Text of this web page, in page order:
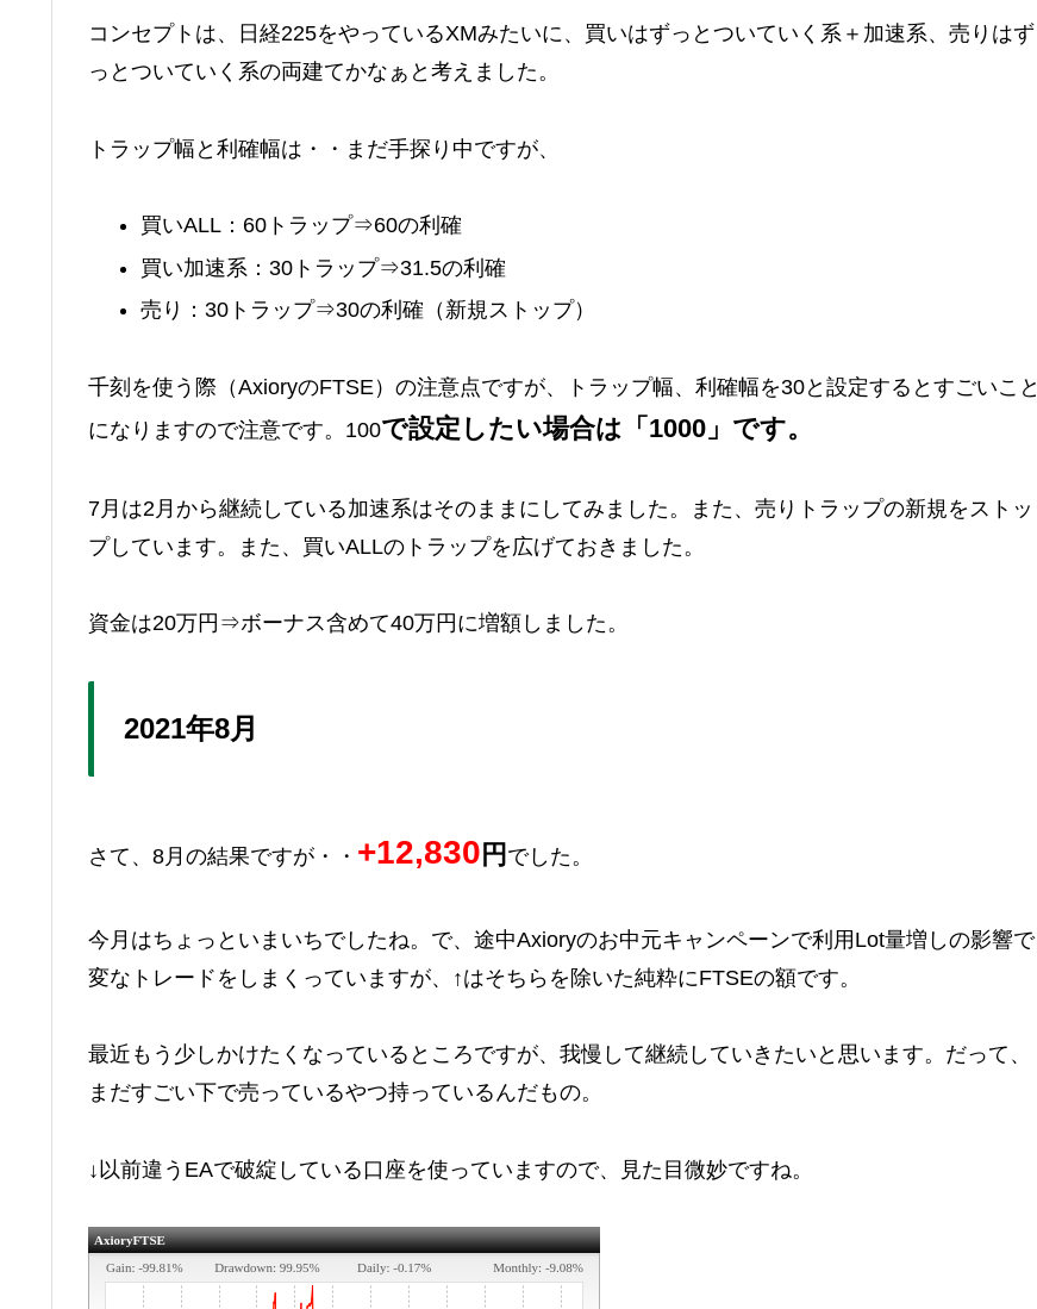
コンセプトは、日経225をやっているXMみたいに、買いはずっとついていく系＋加速系、売りはず
っとついていく系の両建てかなぁと考えました。
トラップ幅と利確幅は・・まだ手探り中ですが、
買いALL：60トラップ⇒60の利確
買い加速系：30トラップ⇒31.5の利確
売り：30トラップ⇒30の利確（新規ストップ）
千刻を使う際（AxioryのFTSE）の注意点ですが、トラップ幅、利確幅を30と設定するとすごいこと
になりますので注意です。100で設定したい場合は「1000」です。
7月は2月から継続している加速系はそのままにしてみました。また、売りトラップの新規をストッ
プしています。また、買いALLのトラップを広げておきました。
資金は20万円⇒ボーナス含めて40万円に増額しました。
2021年8月
さて、8月の結果ですが・・ +12,830 円 でした。
今月はちょっといまいちでしたね。で、途中Axioryのお中元キャンペーンで利用Lot量増しの影響で
変なトレードをしまくっていますが、↑はそちらを除いた純粋にFTSEの額です。
最近もう少しかけたくなっているところですが、我慢して継続していきたいと思います。だって、
まだすごい下で売っているやつ持っているんだもの。
↓以前違うEAで破綻している口座を使っていますので、見た目微妙ですね。